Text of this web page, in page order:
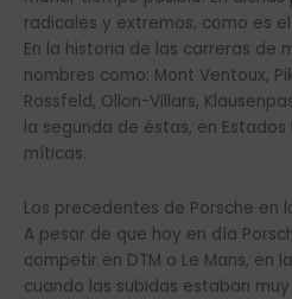
radicales y extremos, como es
En la historia de las carreras de
nombres como: Mont Ventoux,
Rossfeld, Ollon-Villars,
la segunda de éstas, en Estados
míticas.
Los precedentes de Porsche en
A pesar de que hoy en día
competir en DTM o Le Mans, en
cuando las subidas estaban